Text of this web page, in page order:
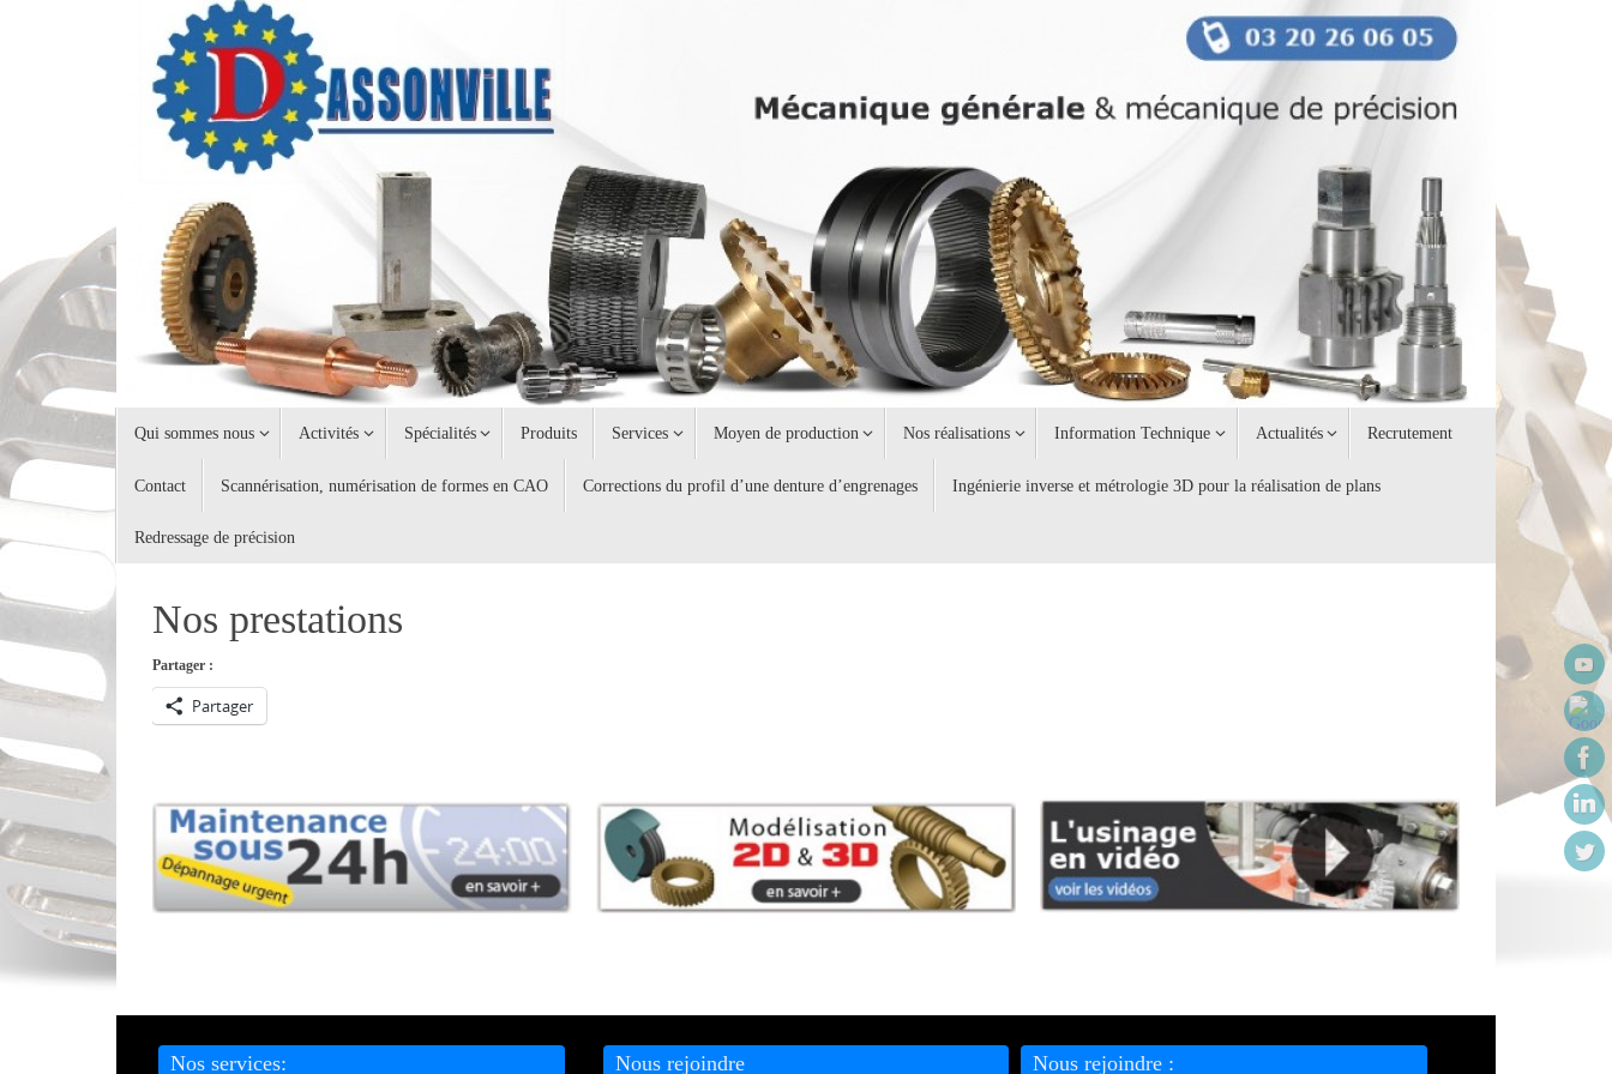
Qui sommes nous Activités Spécialités Produits Services Moyen de production Nos réalisations Information Technique Actualités Recrutement
Contact Scannérisation, numérisation de formes en CAO Corrections du profil d’une denture d’engrenages Ingénierie inverse et métrologie 3D pour la réalisation de plans
Redressage de précision
Nos prestations
Partager :
Partager
Nos services: Nous rejoindre Nous rejoindre :